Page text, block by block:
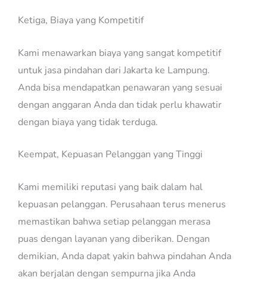
Ketiga, Biaya yang Kompetitif
Kami menawarkan biaya yang sangat kompetitif
untuk jasa pindahan dari Jakarta ke Lampung.
Anda bisa mendapatkan penawaran yang sesuai
dengan anggaran Anda dan tidak perlu khawatir
dengan biaya yang tidak terduga.
Keempat, Kepuasan Pelanggan yang Tinggi
Kami memiliki reputasi yang baik dalam hal
kepuasan pelanggan. Perusahaan terus menerus
memastikan bahwa setiap pelanggan merasa
puas dengan layanan yang diberikan. Dengan
demikian, Anda dapat yakin bahwa pindahan Anda
akan berjalan dengan sempurna jika Anda